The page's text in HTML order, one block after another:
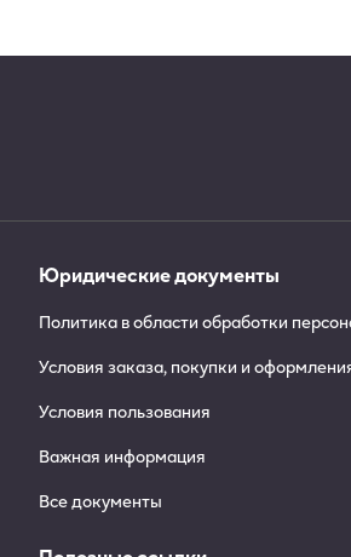
Юридические документы
Политика в области обработки
Условия заказа, покупки и
Условия пользования
Важная информация
Все документы